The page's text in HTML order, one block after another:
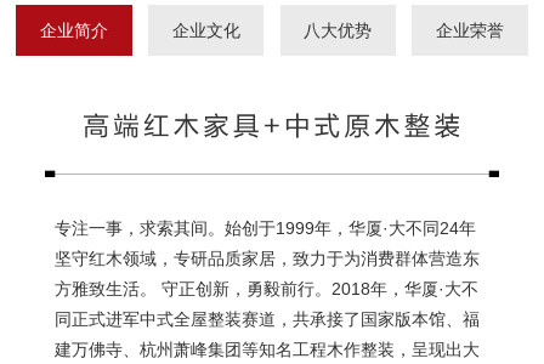
企业简介 企业文化 八大优势 企业荣誉
专注一事，求索其间。始创于1999年，华厦·大不同24年
坚守红木领域，专研品质家居，致力于为消费群体营造东
方雅致生活。 守正创新，勇毅前行。2018年，华厦·大不
同正式进军中式全屋整装赛道，共承接了国家版本馆、福
建万佛寺、杭州萧峰集团等知名工程木作整装，呈现出大